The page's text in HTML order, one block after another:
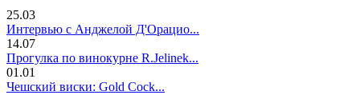
25.03
Интервью с Анджелой Д'Орацио...
14.07
Прогулка по винокурне R.Jelinek...
01.01
Чешский виски: Gold Cock...